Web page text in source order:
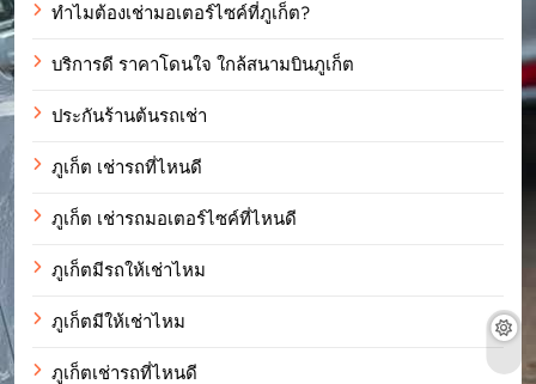
ทำไมต้องเช่ามอเตอร์ไซค์ที่ภูเก็ต?
บริการดี ราคาโดนใจ ใกล้สนามบินภูเก็ต
ประกันร้านต้นรถเช่า
ภูเก็ต เช่ารถที่ไหนดี
ภูเก็ต เช่ารถมอเตอร์ไซค์ที่ไหนดี
ภูเก็ตมีรถให้เช่าไหม
ภูเก็ตมีให้เช่าไหม
ภูเก็ตเช่ารถที่ไหนดี